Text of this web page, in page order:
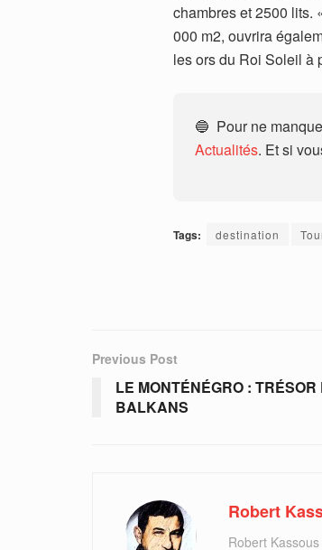
chambres et 2500 lits.
000 m2, ouvrira
les ors du Roi Soleil à
🔵 Pour ne
Actualités. Et si
Tags: destination
Previous Post
LE MONTÉNÉGRO : TRÉSOR
BALKANS
Robert
Robert